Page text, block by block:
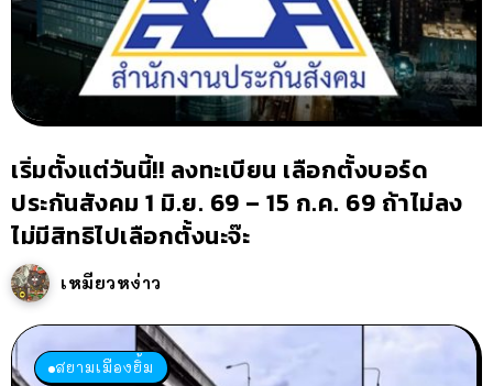
เริ่มตั้งแต่วันนี้!! ลงทะเบียน เลือกตั้งบอร์ด
ประกันสังคม 1 มิ.ย. 69 – 15 ก.ค. 69 ถ้าไม่ลง
ไม่มีสิทธิไปเลือกตั้งนะจ๊ะ
เหมียวหง่าว
สยามเมืองยิ้ม